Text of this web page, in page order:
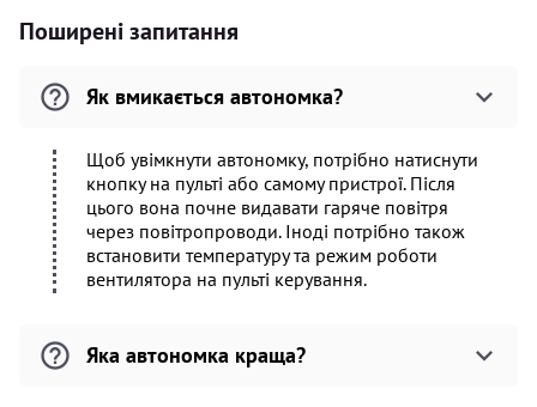
Поширені запитання
Як вмикається автономка?
Щоб увімкнути автономку, потрібно натиснути
кнопку на пульті або самому пристрої. Після
цього вона почне видавати гаряче повітря
через повітропроводи. Іноді потрібно також
встановити температуру та режим роботи
вентилятора на пульті керування.
Яка автономка краща?